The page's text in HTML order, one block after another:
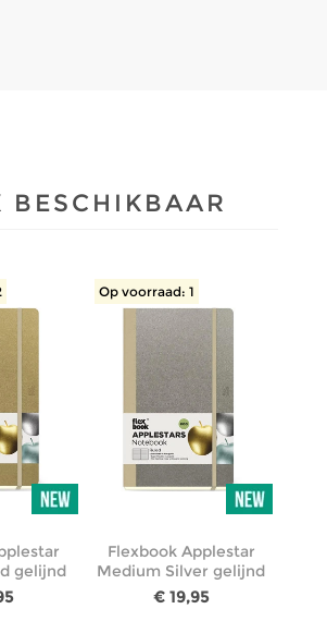
BESCHIKBAAR
gelijnd
Op voorraad: 1
Flexbook Applestar
Medium Silver gelijnd
€ 19,95